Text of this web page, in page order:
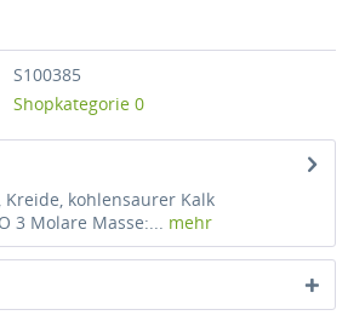
S100385
Shopkategorie 0
kohlensaurer Kalk
3 Molare Masse:... mehr